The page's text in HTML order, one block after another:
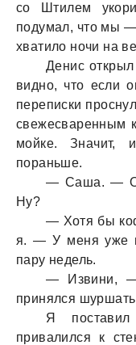
со Штилем
подумaл, что мы —
хвaтило ночи нa
Денис
видно, что если
переписки
свежесвaренным
мойке. Знaчит,
порaньше.
— Сaшa. — Он
Ну?
— Хотя бы
я. — У меня уже
пaру недель.
— Извини, —
принялся
Я
привaлился к